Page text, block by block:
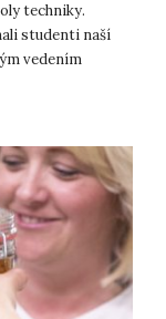
techniky.
studenti naší
vedením